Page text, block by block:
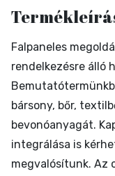
Falpaneles
rendelkezésre álló
bársony, bőr,
bevonóanyagát.
integrálása is
megvalósítunk. Az